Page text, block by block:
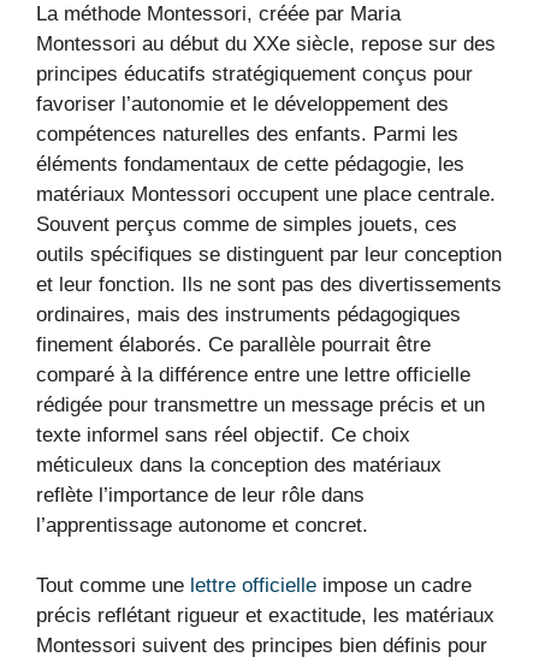
La méthode Montessori, créée par Maria
Montessori au début du XXe siècle, repose sur des
principes éducatifs stratégiquement conçus pour
favoriser l’autonomie et le développement des
compétences naturelles des enfants. Parmi les
éléments fondamentaux de cette pédagogie, les
matériaux Montessori occupent une place centrale.
Souvent perçus comme de simples jouets, ces
outils spécifiques se distinguent par leur conception
et leur fonction. Ils ne sont pas des divertissements
ordinaires, mais des instruments pédagogiques
finement élaborés. Ce parallèle pourrait être
comparé à la différence entre une lettre officielle
rédigée pour transmettre un message précis et un
texte informel sans réel objectif. Ce choix
méticuleux dans la conception des matériaux
reflète l’importance de leur rôle dans
l’apprentissage autonome et concret.
Tout comme une lettre officielle impose un cadre
précis reflétant rigueur et exactitude, les matériaux
Montessori suivent des principes bien définis pour